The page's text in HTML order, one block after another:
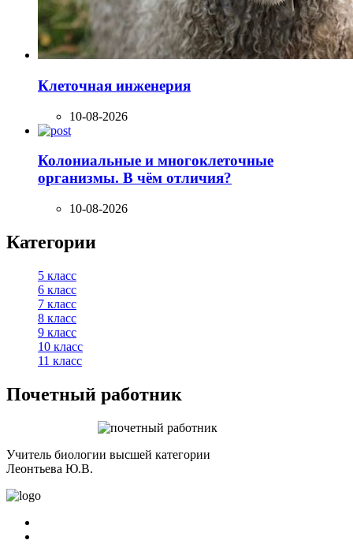
Клеточная инженерия
10-08-2026
Колониальные и многоклеточные
организмы. В чём отличия?
10-08-2026
Категории
5 класс
6 класс
7 класс
8 класс
9 класс
10 класс
11 класс
Почетный работник
Учитель биологии высшей категории
Леонтьева Ю.В.